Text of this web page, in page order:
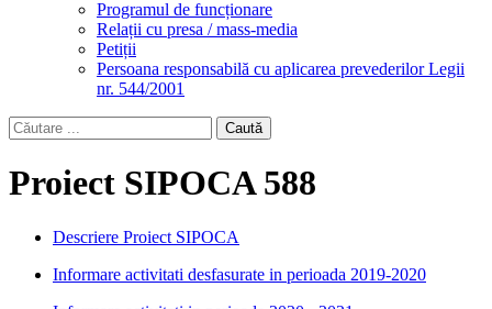
Programul de funcționare
Relații cu presa / mass-media
Petiții
Persoana responsabilă cu aplicarea prevederilor Legii
nr. 544/2001
Search
input
Proiect SIPOCA 588
Descriere Proiect SIPOCA
Informare activitati desfasurate in perioada 2019-2020